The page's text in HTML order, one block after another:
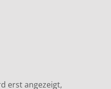
erst angezeigt,